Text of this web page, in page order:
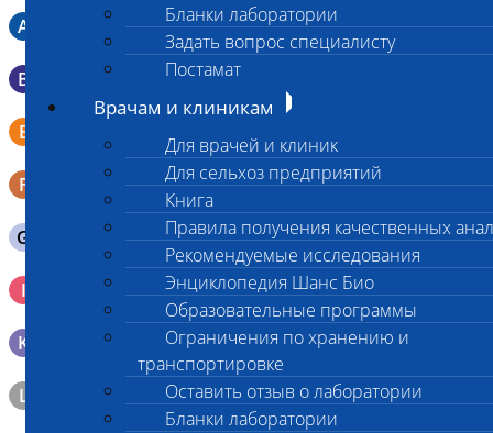
Бланки лаборатории
Задать вопрос специалисту
Постамат
Врачам и клиникам
Для врачей и клиник
Для сельхоз предприятий
Книга
Правила получения качественных
Рекомендуемые исследования
Энциклопедия Шанс Био
Образовательные программы
Ограничения по хранению и
транспортировке
Оставить отзыв о лаборатории
Бланки лаборатории
A Мазок в пробирку со средой Кери-Блера
B Мазок в пробирку со средой Эймса (Стюарта)
E
Смывы со слизистых в пробирку Эппендорфа (с
физраствором 0.5 мл)
F Кал в контейнере с ложечкой
G Содержимое желудка 10-30 мл
I
Кровь 2-3 мл. на фильтр-бумаге, высушенная для
генетических исследований
K Образец тканей в контейнере с 10% раствором формалина
L Материал берется только в лаборатории!